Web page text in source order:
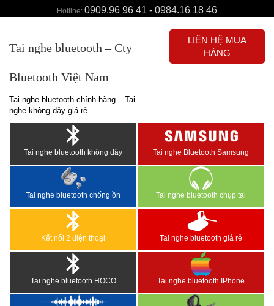
Hotline: 0909.96 96 41 - 0984.16 18 46
Tai nghe bluetooth – Cty
Bluetooth Việt Nam
Tai nghe bluetooth chính hãng – Tai
nghe không dây giá rẻ
LIÊN HỆ MUA
HÀNG
Tai nghe bluetooth không dây Tai nghe Bluetooth Samsung
Tai nghe bluetooth chống ồn Tai nghe bluetooth chụp tai
Kết nối 2 điện thoại Tai nghe bluetooth giá rẻ
Tai nghe bluetooth HOCO Tai nghe bluetooth IPhone